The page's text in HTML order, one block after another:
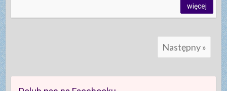
więcej
Następny »